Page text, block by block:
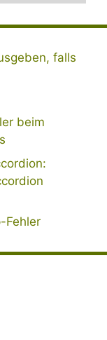
falls
beim
Fehler